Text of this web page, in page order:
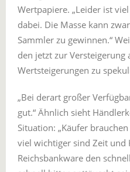
Wertpapiere. „Leider ist
dabei. Die Masse kann
Sammler zu gewinnen.“
den jetzt zur Versteigerung
Wertsteigerungen zu
„Bei derart großer
gut.“ Ähnlich sieht
Situation: „Käufer
viel wichtiger sind Zeit und
Reichsbankware den